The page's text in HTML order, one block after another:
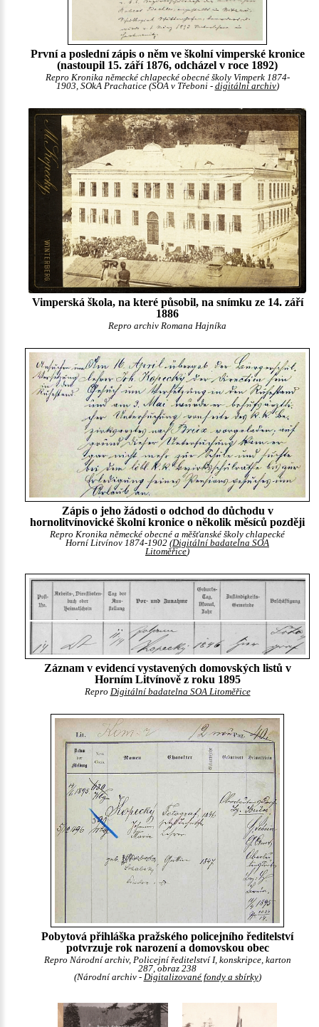
První a poslední zápis o něm ve školní vimperské kronice
(nastoupil 15. září 1876, odcházel v roce 1892)
Repro Kronika německé chlapecké obecné školy Vimperk 1874-
1903, SOkA Prachatice (SOA v Třeboni - digitální archiv)
Vimperská škola, na které působil, na snímku ze 14. září
1886
Repro archiv Romana Hajníka
Zápis o jeho žádosti o odchod do důchodu v
hornolitvínovické školní kronice o několik měsíců později
Repro Kronika německé obecné a měšťanské školy chlapecké
Horní Litvínov 1874-1902 (Digitální badatelna SOA
Litoměřice)
Záznam v evidencí vystavených domovských listů v
Horním Litvínově z roku 1895
Repro Digitální badatelna SOA Litoměřice
Pobytová přihláška pražského policejního ředitelství
potvrzuje rok narození a domovskou obec
Repro Národní archiv, Policejní ředitelství I, konskripce, karton
287, obraz 238
(Národní archiv - Digitalizované fondy a sbírky)